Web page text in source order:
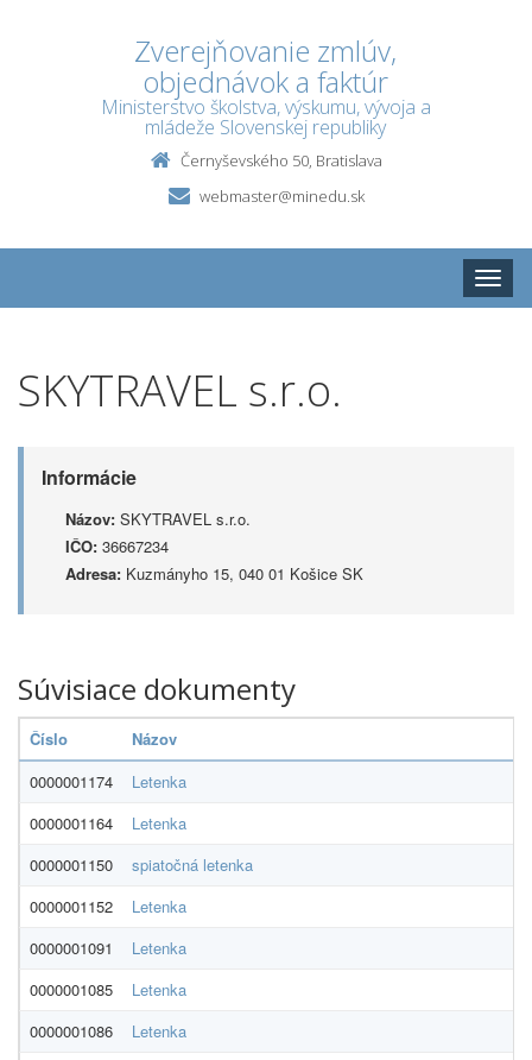
Zverejňovanie zmlúv,
objednávok a faktúr
Ministerstvo školstva, výskumu, vývoja a
mládeže Slovenskej republiky
Černyševského 50, Bratislava
webmaster@minedu.sk
Toggle
SKYTRAVEL s.r.o.
Informácie
Názov: SKYTRAVEL s.r.o.
IČO: 36667234
Adresa: Kuzmányho 15, 040 01 Košice SK
Súvisiace dokumenty
Číslo
Názov
0000001174
Letenka
0000001164
Letenka
0000001150
spiatočná letenka
0000001152
Letenka
0000001091
Letenka
0000001085
Letenka
0000001086
Letenka